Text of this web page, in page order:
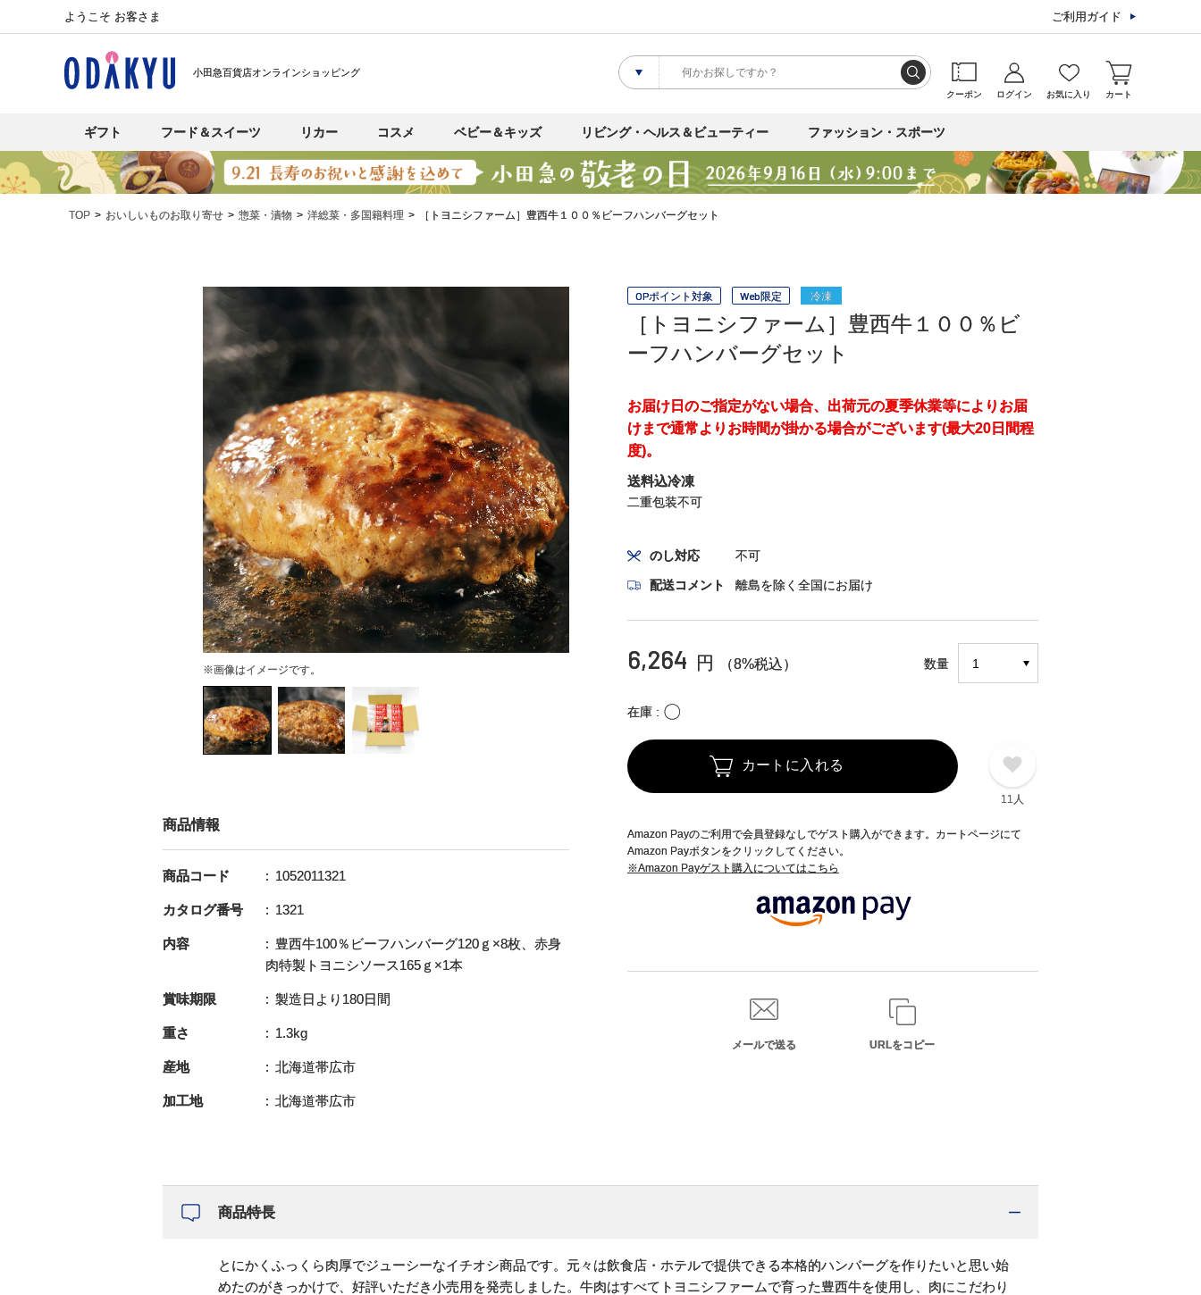
ようこそ お客さま ご利用ガイド
小田急百貨店オンラインショッピング
クーポン ログイン お気に入り カート
ギフト フード＆スイーツ リカー コスメ ベビー＆キッズ リビング・ヘルス＆ビューティー ファッション・スポーツ
TOP おいしいものお取り寄せ 惣菜・漬物 洋総菜・多国籍料理 ［トヨニシファーム］豊西牛１００％ビーフハンバーグセット
※画像はイメージです。
OPポイント対象 Web限定 冷凍
［トヨニシファーム］豊西牛１００％ビ
ーフハンバーグセット
お届け日のご指定がない場合、出荷元の夏季休業等によりお届
けまで通常よりお時間が掛かる場合がございます(最大20日間程
度)。
送料込冷凍
二重包装不可
のし対応 不可
配送コメント 離島を除く全国にお届け
6,264 円 （8%税込） 数量
在庫 〇
カートに入れる
11人
Amazon Payのご利用で会員登録なしでゲスト購入ができます。カートページにて
Amazon Payボタンをクリックしてください。
※Amazon Payゲスト購入についてはこちら
メールで送る URLをコピー
商品情報
商品コード 1052011321
カタログ番号 1321
内容
豊西牛100％ビーフハンバーグ120ｇ×8枚、赤身
肉特製トヨニシソース165ｇ×1本
賞味期限 製造日より180日間
重さ 1.3kg
産地 北海道帯広市
加工地 北海道帯広市
商品特長
とにかくふっくら肉厚でジューシーなイチオシ商品です。元々は飲食店・ホテルで提供できる本格的ハンバーグを作りたいと思い始
めたのがきっかけで、好評いただき小売用を発売しました。牛肉はすべてトヨニシファームで育った豊西牛を使用し、肉にこだわり